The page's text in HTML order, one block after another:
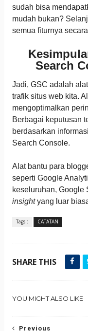
sudah bisa
mudah bukan?
semua fiturnya
Search
Jadi, GSC adalah
trafik situs web kita.
mengoptimalkan
Berbagai keputusan
berdasarkan
Search Console.
Alat bantu para
seperti Google
keseluruhan, Google
insightyang luar
Tags : CATATAN
SHARE THIS
YOU MIGHT ALSO LIKE
Previous